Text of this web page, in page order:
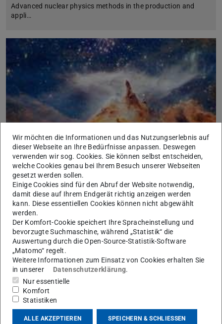
Advanced nuclear physics methods in the production and
appli…
21.10.2026, 14:00-15:00
Hochpräzise Röntgen-Spektroskopie – Neue
Perspektiven für Atomphysik, Astrophysik und
Metrologie
Ein Vortrag aus der Vortragsreihe "Wissenschaft für Alle" von
FAIR und GSI
Referentin: Dr. Sonja Bernitt, GSI/FAIR/Helmholtz-Institut J…
MEHR VERANSTALTUNGEN
Kolloquien
Wir möchten die Informationen und das Nutzungserlebnis auf
dieser Webseite an Ihre Bedürfnisse anpassen. Deswegen
verwenden wir sog. Cookies. Sie können selbst entscheiden,
welche Cookies genau bei Ihrem Besuch unserer Webseiten
gesetzt werden sollen.
Einige Cookies sind für den Abruf der Website notwendig,
damit diese auf Ihrem Endgerät richtig anzeigen werden
kann. Diese essentiellen Cookies können nicht abgewählt
werden.
Der Komfort-Cookie speichert Ihre Spracheinstellung und
bevorzugte Suchmaschine, während „Statistik“ die
Auswertung durch die Open-Source-Statistik-Software
„Matomo“ regelt.
Weitere Informationen zum Einsatz von Cookies erhalten Sie
in unserer
Datenschutzerklärung.
Nur essentielle
Komfort
Statistiken
ALLE AKZEPTIEREN SPEICHERN & SCHLIESSEN